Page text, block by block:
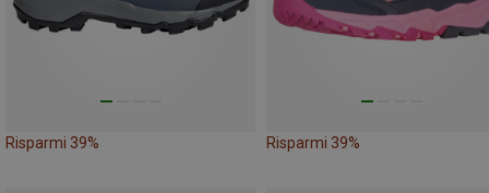
Risparmi 39% Risparmi 39%